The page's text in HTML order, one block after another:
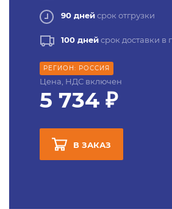
90 днейсрок отгрузки
100 днейсрок доставки в
РЕГИОН: РОССИЯ
Цена, НДС включен
5 734 ₽
В ЗАКАЗ